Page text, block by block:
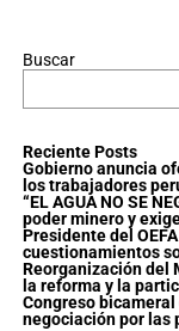
Buscar
Reciente Posts
Gobierno anuncia
los trabajadores
“EL AGUA NO SE
poder minero y
Presidente del
cuestionamientos
Reorganización del
la reforma y la
Congreso
negociación por las